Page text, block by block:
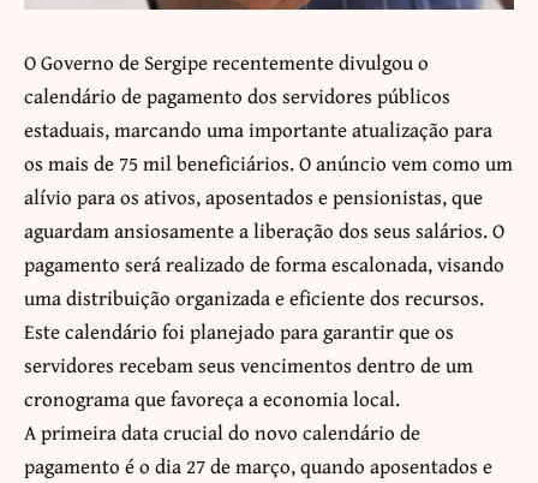
O Governo de Sergipe recentemente divulgou o
calendário de pagamento dos servidores públicos
estaduais, marcando uma importante atualização para
os mais de 75 mil beneficiários. O anúncio vem como um
alívio para os ativos, aposentados e pensionistas, que
aguardam ansiosamente a liberação dos seus salários. O
pagamento será realizado de forma escalonada, visando
uma distribuição organizada e eficiente dos recursos.
Este calendário foi planejado para garantir que os
servidores recebam seus vencimentos dentro de um
cronograma que favoreça a economia local.
A primeira data crucial do novo calendário de
pagamento é o dia 27 de março, quando aposentados e